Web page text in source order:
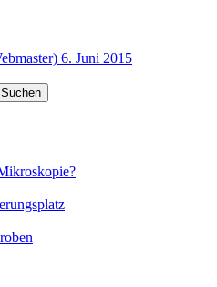
6. Juni 2015
Suchen